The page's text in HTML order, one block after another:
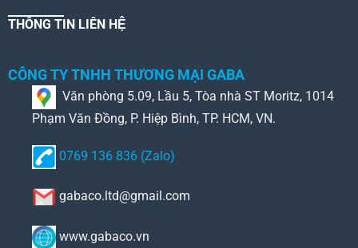
THÔNG TIN LIÊN HỆ
CÔNG TY TNHH THƯƠNG MẠI GABA
Văn phòng 5.09, Lầu 5, Tòa nhà ST Moritz, 1014
Phạm Văn Đồng, P. Hiệp Bình, TP. HCM, VN.
0769 136 836 (Zalo)
gabaco.ltd@gmail.com
www.gabaco.vn